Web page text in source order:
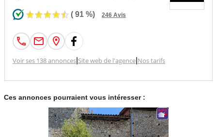
( 91 %) 246Avis
Voir ses 138 annonces| Site web de l'agence| Nos tarifs
Ces annonces pourraient vous intéresser :